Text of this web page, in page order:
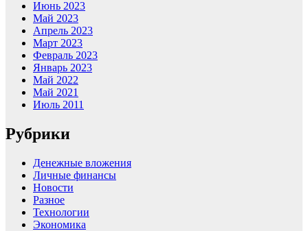
Июнь 2023
Май 2023
Апрель 2023
Март 2023
Февраль 2023
Январь 2023
Май 2022
Май 2021
Июль 2011
Рубрики
Денежные вложения
Личные финансы
Новости
Разное
Технологии
Экономика